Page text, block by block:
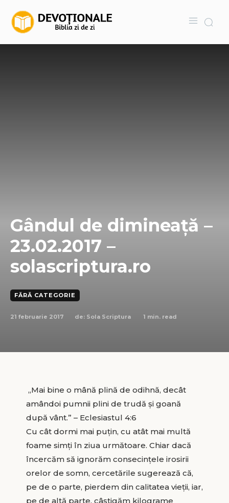
Gândul de dimineață –
23.02.2017 –
solascriptura.ro
FĂRĂ CATEGORIE
21 februarie 2017 de: Sola Scriptura 1 min. read
„Mai bine o mână plină de odihnă, decât
amândoi pumnii plini de trudă şi goană
după vânt.” – Eclesiastul 4:6
Cu cât dormi mai puţin, cu atât mai multă
foame simţi în ziua următoare. Chiar dacă
încercăm să ignorăm consecinţele irosirii
orelor de somn, cercetările sugerează că,
pe de o parte, pierdem din calitatea vieţii, iar,
pe de altă parte, câştigăm kilograme